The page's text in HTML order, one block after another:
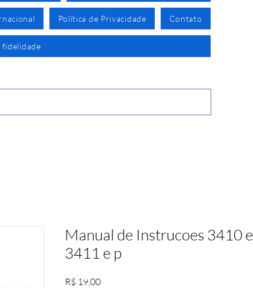
Política de Privacidade Contato
fidelidade
Manual de Instrucoes 3410 e
3411 e p
R$ 19,00Preço